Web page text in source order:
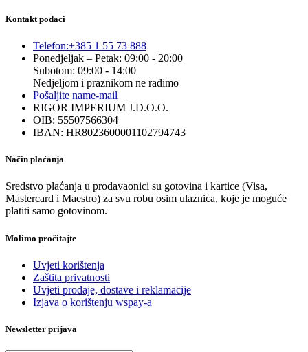
Kontakt podaci
Telefon:+385 1 55 73 888
Ponedjeljak – Petak: 09:00 - 20:00
Subotom: 09:00 - 14:00
Nedjeljom i praznikom ne radimo
Pošaljite name-mail
RIGOR IMPERIUM J.D.O.O.
OIB: 55507566304
IBAN: HR8023600001102794743
Način plaćanja
Sredstvo plaćanja u prodavaonici su gotovina i kartice (Visa,
Mastercard i Maestro) za svu robu osim ulaznica, koje je moguće
platiti samo gotovinom.
Molimo pročitajte
Uvjeti korištenja
Zaštita privatnosti
Uvjeti prodaje, dostave i reklamacije
Izjava o korištenju wspay-a
Newsletter prijava